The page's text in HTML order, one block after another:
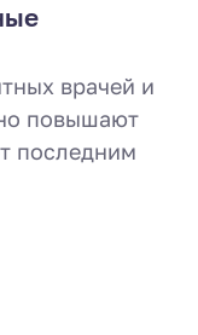
врачей и
повышают
последним